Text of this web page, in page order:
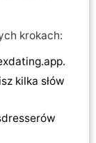
krokach:
kilka słów